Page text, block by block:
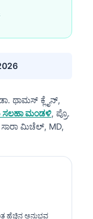
ಥಾಮಸ್ ಕ್ಲೈನ್,
ಸಲಹಾ ಮಂಡಳಿ, ಪ್ರೊ.
ಸಾರಾ ಮಿಚೆಲ್, MD,
ಹೆಚ್ಚಿನ ಅನುಭವ